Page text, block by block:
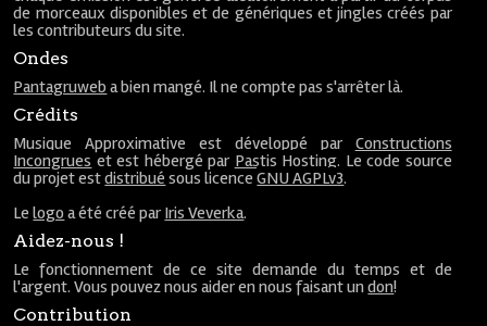
de morceaux disponibles et de génériques et jingles créés par
les contributeurs du site.
Ondes
Pantagruweb a bien mangé. Il ne compte pas s'arrêter là.
Crédits
Musique Approximative est développé par Constructions
Incongrues et est hébergé par Pastis Hosting. Le code source
du projet estdistribué sous licenceGNU AGPLv3.
Lelogo a été créé par Iris Veverka.
Aidez-nous !
Le fonctionnement de ce site demande du temps et de
l'argent. Vous pouvez nous aider en nous faisant undon!
Contribution